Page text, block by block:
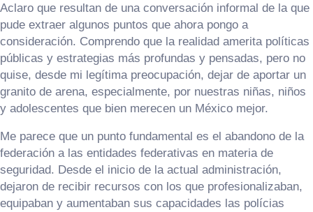
Aclaro que resultan de una conversación informal de la que
pude extraer algunos puntos que ahora pongo a
consideración. Comprendo que la realidad amerita políticas
públicas y estrategias más profundas y pensadas, pero no
quise, desde mi legítima preocupación, dejar de aportar un
granito de arena, especialmente, por nuestras niñas, niños
y adolescentes que bien merecen un México mejor.
Me parece que un punto fundamental es el abandono de la
federación a las entidades federativas en materia de
seguridad. Desde el inicio de la actual administración,
dejaron de recibir recursos con los que profesionalizaban,
equipaban y aumentaban sus capacidades las polícias